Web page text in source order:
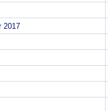
2017